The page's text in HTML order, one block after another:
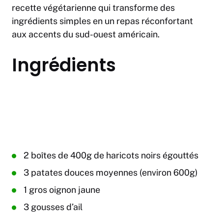
recette végétarienne qui transforme des
ingrédients simples en un repas réconfortant
aux accents du sud-ouest américain.
Ingrédients
2 boîtes de 400g de haricots noirs égouttés
3 patates douces moyennes (environ 600g)
1 gros oignon jaune
3 gousses d’ail